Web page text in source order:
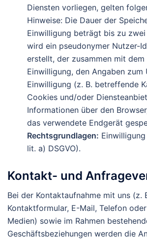
Diensten vorliegen, gelten
Hinweise: Die Dauer der
Einwilligung beträgt bis zu zwei
wird ein pseudonymer Nutzer-
erstellt, der zusammen mit
Einwilligung, den Angaben zum
Einwilligung (z. B. betreffende
Cookies und/oder
Informationen über den
das verwendete Endgerät
Rechtsgrundlagen:
lit. a) DSGVO).
Kontakt- und
Bei der Kontaktaufnahme mit uns (z.
Kontaktformular, E-Mail, Telefon
Medien) sowie im Rahmen
Geschäftsbeziehungen werden die